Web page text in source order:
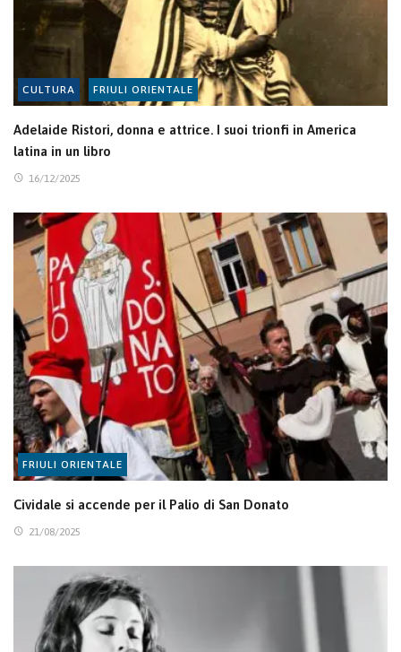
CULTURA FRIULI ORIENTALE
Adelaide Ristori, donna e attrice. I suoi trionfi in America
latina in un libro
16/12/2025
FRIULI ORIENTALE
Cividale si accende per il Palio di San Donato
21/08/2025